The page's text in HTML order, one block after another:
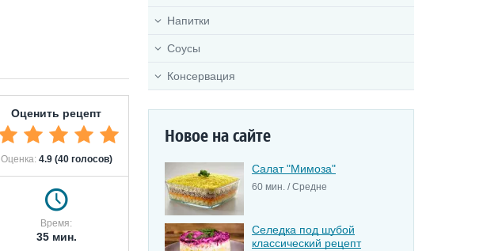
Оценить рецепт
Оценка: 4.9 (40 голосов)
Время:
35 мин.
Напитки
Соусы
Консервация
Новое на сайте
Салат "Мимоза"
60 мин. / Средне
Селедка под шубой
классический рецепт